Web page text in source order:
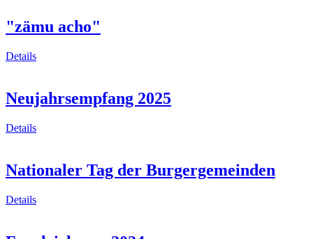
"zämu acho"
Details
Neujahrsempfang 2025
Details
Nationaler Tag der Burgergemeinden
Details